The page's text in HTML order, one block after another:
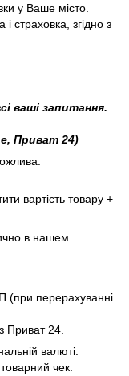
у Ваше місто.
страховка, згідно з
ваші запитання.
Приват 24)
вартість товару +
в нашем
перерахуванні
Приват 24.
валюті.
чек.